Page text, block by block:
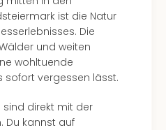
ist die Natur
Die
und weiten
wohltuende
sofort vergessen lässt.
sind direkt mit der
Du kannst auf